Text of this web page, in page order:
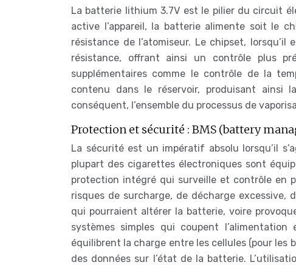
La batterie lithium 3.7V est le pilier du circuit
active l’appareil, la batterie alimente soit le
résistance de l’atomiseur. Le chipset,
résistance, offrant ainsi un contrôle plus
supplémentaires comme le contrôle de la
contenu dans le réservoir, produisant ainsi
conséquent, l’ensemble du processus de
Protection et sécurité : BMS (battery
La sécurité est un impératif absolu lorsqu’il
plupart des cigarettes électroniques sont
protection intégré qui surveille et contrôle en
risques de surcharge, de décharge
qui pourraient altérer la batterie, voire
systèmes simples qui coupent
équilibrent la charge entre les cellules (pour les
des données sur l’état de la batterie.